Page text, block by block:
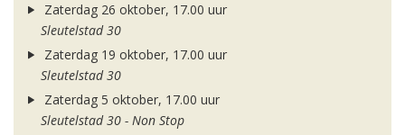
Zaterdag 26 oktober, 17.00 uur
Sleutelstad 30
Zaterdag 19 oktober, 17.00 uur
Sleutelstad 30
Zaterdag 5 oktober, 17.00 uur
Sleutelstad 30 - Non Stop